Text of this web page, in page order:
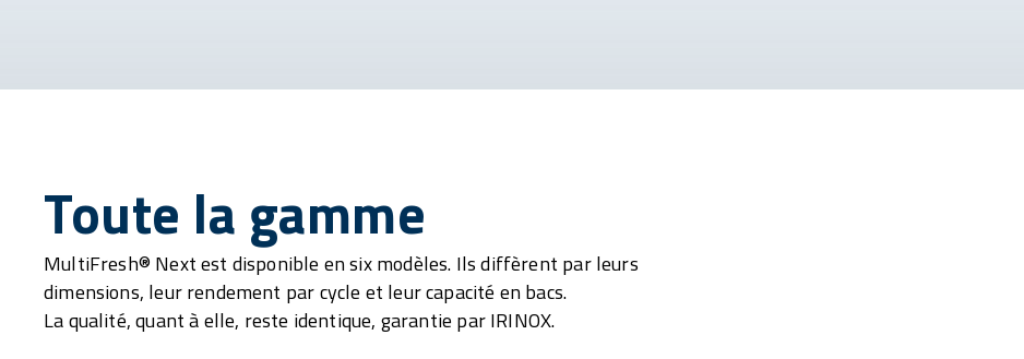
Toute la gamme
MultiFresh® Next est disponible en six modèles. Ils diffèrent par leurs
dimensions, leur rendement par cycle et leur capacité en bacs.
La qualité, quant à elle, reste identique, garantie par IRINOX.